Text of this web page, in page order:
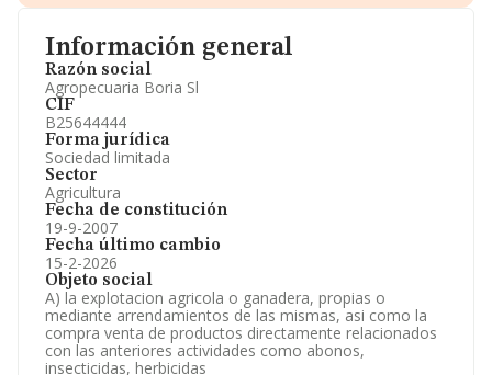
Información general
Razón social
Agropecuaria Boria Sl
CIF
B25644444
Forma jurídica
Sociedad limitada
Sector
Agricultura
Fecha de constitución
19-9-2007
Fecha último cambio
15-2-2026
Objeto social
A) la explotacion agricola o ganadera, propias o
mediante arrendamientos de las mismas, asi como la
compra venta de productos directamente relacionados
con las anteriores actividades como abonos,
insecticidas, herbicidas
Información oficial y registral complementaria.